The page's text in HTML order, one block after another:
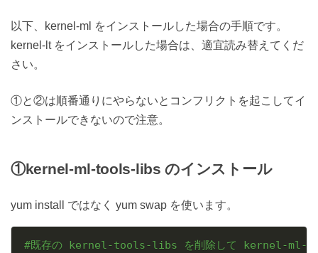
以下、kernel-ml をインストールした場合の手順です。
kernel-lt をインストールした場合は、適宜読み替えてくだ
さい。
①と②は順番通りにやらないとコンフリクトを起こしてイ
ンストールできないので注意。
①kernel-ml-tools-libs のインストール
yum install ではなく yum swap を使います。
#既存の kernel-tools-libs を削除して kernel-ml-